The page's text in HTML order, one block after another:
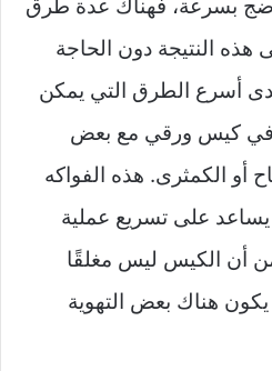
بسرعة، فهناك عدة طرق
هذه النتيجة دون الحاجة
أسرع الطرق التي يمكن
في كيس ورقي مع بعض
أو الكمثرى. هذه الفواكه
يساعد على تسريع عملية
أن الكيس ليس مغلقًا
هناك بعض التهوية